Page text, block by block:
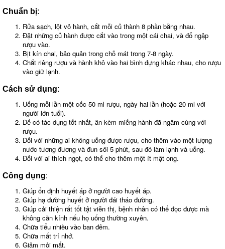
Chuẩn bị:
Rửa sạch, lột vỏ hành, cắt mỗi củ thành 8 phần bằng nhau.
Đặt những củ hành được cắt vào trong một cái chai, và đổ ngập
rượu vào.
Bịt kín chai, bảo quản trong chỗ mát trong 7-8 ngày.
Chắt riêng rượu và hành khô vào hai bình đựng khác nhau, cho rượu
vào giữ lạnh.
Cách sử dụng:
Uống mỗi lần một cốc 50 ml rượu, ngày hai lần (hoặc 20 ml với
người lớn tuổi).
Để có tác dụng tốt nhất, ăn kèm miếng hành đã ngâm cùng với
rượu.
Đối với những ai không uống được rượu, cho thêm vào một lượng
nước tương đương và đun sôi 5 phút, sau đó làm lạnh và uống.
Đối với ai thích ngọt, có thể cho thêm một ít mật ong.
Công dụng:
Giúp ổn định huyết áp ở người cao huyết áp.
Giúp hạ đường huyết ở người đái tháo đường.
Giúp cải thiện rất tốt tật viễn thị, bệnh nhân có thể đọc được mà
không cần kính nếu họ uống thường xuyên.
Chữa tiểu nhiều vào ban đêm.
Chữa mất trí nhớ.
Giảm mỏi mắt.